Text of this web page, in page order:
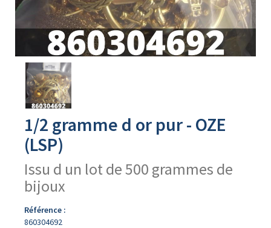
Avers
produit
1/2 gramme d or pur - OZE
(LSP)
Issu d un lot de 500 grammes de
bijoux
Référence :
860304692